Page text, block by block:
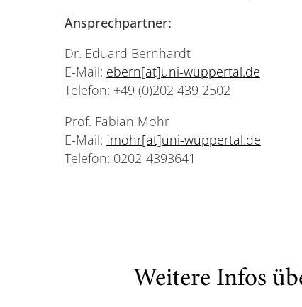
Ansprechpartner:
Dr. Eduard Bernhardt
E-Mail: ebern[at]uni-wuppertal.de
Telefon: +49 (0)202 439 2502
Prof. Fabian Mohr
E-Mail: fmohr[at]uni-wuppertal.de
Telefon: 0202-4393641
Weitere Infos